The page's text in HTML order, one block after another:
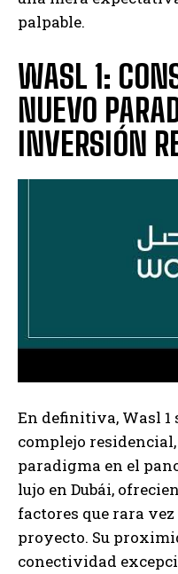
palpable.
WASL 1:
NUEVO
INVERSIÓN
En definitiva, Wasl 1
complejo
paradigma en el
lujo en Dubái,
factores que rara
proyecto. Su
conectividad